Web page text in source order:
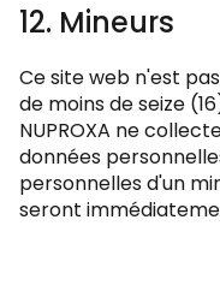
12. Mineurs
Ce site web n'est
de moins de seize
NUPROXA ne
données
personnelles d'un
seront